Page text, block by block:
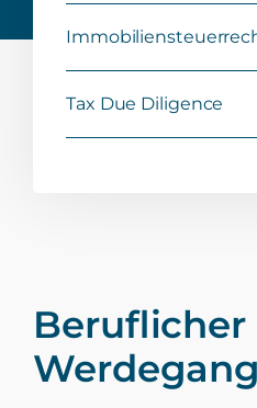
Tax Due Diligence
Beruflicher
Werdegang